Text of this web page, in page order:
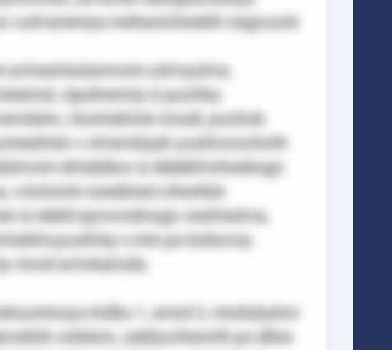
ustraneniya mehanicheskih nagruzok
avtoemissionnom ustroystve,
vipolnenniy iz puchka
i kontaktnie vivodi, puchok
v otverstiyah yustirovochnih
shtabikov iz dielektricheskogo
s kotorim soedineni zhestkie
iz elektroprovodnogo veshtestva,
s nim po bokovoy
vivod avtokatoda.
kolbu 1, anod 2, modulyator
volokon, zaklyuchennih po dline